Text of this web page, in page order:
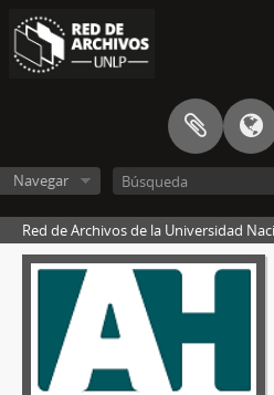
Navegar
Red de Archivos de la Universidad